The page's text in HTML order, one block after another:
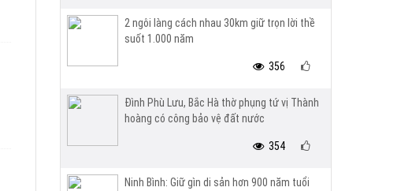
2 ngôi làng cách nhau 30km giữ trọn lời thề
suốt 1.000 năm
356
Đình Phù Lưu, Bắc Hà thờ phụng tứ vị Thành
hoàng có công bảo vệ đất nước
354
Ninh Bình: Giữ gìn di sản hơn 900 năm tuổi